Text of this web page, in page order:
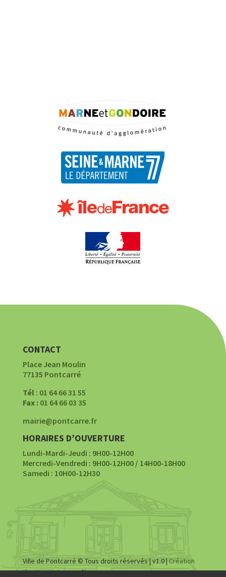
CONTACT
Place Jean Moulin
77135 Pontcarré
Tél: 01 64 66 31 55
Fax :01 64 66 03 35
mairie@pontcarre.fr
HORAIRES D’OUVERTURE
Lundi-Mardi-Jeudi : 9H00-12H00
Mercredi-Vendredi : 9H00-12H00 / 14H00-18H00
Samedi : 10H00-12H30
Ville de Pontcarré © Tous droits réservés | v1.0 | Création
du site par Agence Fluence